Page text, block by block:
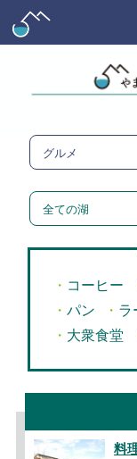
グルメ
全ての湖
コーヒー
パン
ラ
大衆食堂
料